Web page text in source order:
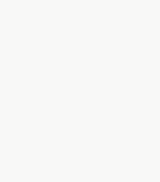
здоров’я,
— мій ангел-охоронець
світ, вірити в себе